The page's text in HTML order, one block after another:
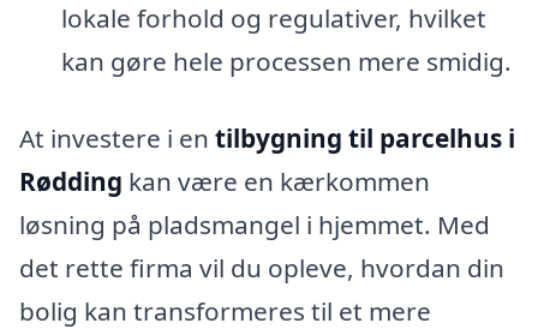
lokale forhold og regulativer, hvilket
kan gøre hele processen mere smidig.
At investere i en tilbygning til parcelhus i
Rødding kan være en kærkommen
løsning på pladsmangel i hjemmet. Med
det rette firma vil du opleve, hvordan din
bolig kan transformeres til et mere